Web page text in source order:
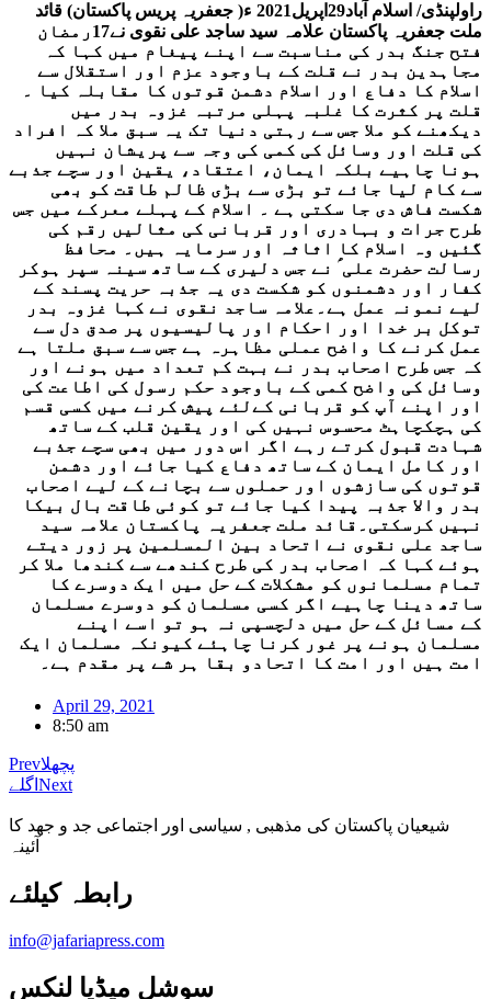
راولپنڈی/ اسلام آباد29اپریل2021 ء( جعفریہ پریس پاکستان) قائد
ملت جعفریہ پاکستان علامہ سید ساجد علی نقوی نے17رمضان
فتح جنگ بدر کی مناسبت سے اپنے پیغام میں کہا کہ
مجاہدین بدر نے قلت کے باوجود عزم اور استقلال سے
اسلام کا دفاع اور اسلام دشمن قوتوں کا مقابلہ کیا ۔
قلت پر کثرت کا غلبہ پہلی مرتبہ غزوہ بدر میں
دیکھنے کو ملا جس سے رہتی دنیا تک یہ سبق ملا کہ افراد
کی قلت اور وسائل کی کمی کی وجہ سے پریشان نہیں
ہونا چاہیے بلکہ ایمان، اعتقاد، یقین اور سچے جذبے
سے کام لیا جائے تو بڑی سے بڑی ظالم طاقت کو بھی
شکست فاش دی جا سکتی ہے ۔ اسلام کے پہلے معرکے میں جس
طرح جرات و بہادری اور قربانی کی مثالیں رقم کی
گئیں وہ اسلام کا اثاثہ اور سرمایہ ہیں۔ محافظ
رسالت حضرت علی ؑ نے جس دلیری کے ساتھ سینہ سپر ہوکر
کفار اور دشمنوں کو شکست دی یہ جذبہ حریت پسند کے
لیے نمونہ عمل ہے۔علامہ ساجد نقوی نے کہا غزوہ بدر
توکل بر خدا اور احکام اور پالیسیوں پر صدق دل سے
عمل کرنے کا واضح عملی مظاہرہ ہے جس سے سبق ملتا ہے
کہ جس طرح اصحاب بدر نے بہت کم تعداد میں ہونے اور
وسائل کی واضح کمی کے باوجود حکم رسول کی اطاعت کی
اور اپنے آپ کو قربانی کےلئے پیش کرنے میں کسی قسم
کی ہچکچاہٹ محسوس نہیں کی اور یقین قلب کے ساتھ
شہادت قبول کرتے رہے اگر اس دور میں بھی سچے جذبے
اور کامل ایمان کے ساتھ دفاع کیا جائے اور دشمن
قوتوں کی سازشوں اور حملوں سے بچانے کے لیے اصحاب
بدر والا جذبہ پیدا کیا جائے تو کوئی طاقت بال بیکا
نہیں کرسکتی۔قائد ملت جعفریہ پاکستان علامہ سید
ساجد علی نقوی نے اتحاد بین المسلمین پر زور دیتے
ہوئے کہا کہ اصحاب بدر کی طرح کندھے سے کندھا ملا کر
تمام مسلمانوں کو مشکلات کے حل میں ایک دوسرے کا
ساتھ دینا چاہیے اگر کسی مسلمان کو دوسرے مسلمان
کے مسائل کے حل میں دلچسپی نہ ہو تو اسے اپنے
مسلمان ہونے پر غور کرنا چاہئے کیونکہ مسلمان ایک
امت ہیں اور امت کا اتحادو بقا ہر شے پر مقدم ہے۔
April 29, 2021
8:50 am
Prevپچھلا
اگلے Next
شیعیان پاکستان کی مذهبی , سیاسی اور اجتماعی جد و جهد کا
آئینہ
info@jafariapress.com​
سوشل میڈیا لنکس